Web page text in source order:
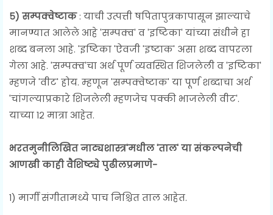
५) सम्पक्वेष्टाक: याची उत्पत्ती ष‌पितापुत्रकापासून झाल्याचे
मानण्यात आलेले आहे 'सम्पक्व' व 'इष्टिका' यांच्या संधीने हा
शब्द बनला आहे. 'इष्टिका 'ऐवजी 'इष्टाक' असा शब्द वापरला
गेला आहे. 'सम्पक्व'चा अर्थ पूर्ण व्यवस्थित शिजलेली व 'इष्टिका'
म्हणजे 'वीट' होय. म्हणून 'सम्पक्वेष्टाक' या पूर्ण शब्दाचा अर्थ
'चांगल्याप्रकारे शिजलेली म्हणजेच पक्की भाजलेली वीट'.
याच्या १२ मात्रा आहेत.
भरतमुनीलिखित नाट्यशास्त्र'मधील 'ताल' या संकल्पनेची
आणखी काही वैशिष्ट्ये पुढीलप्रमाणे-
१) मार्गी संगीतामध्ये पाच निश्चित ताल आहेत.